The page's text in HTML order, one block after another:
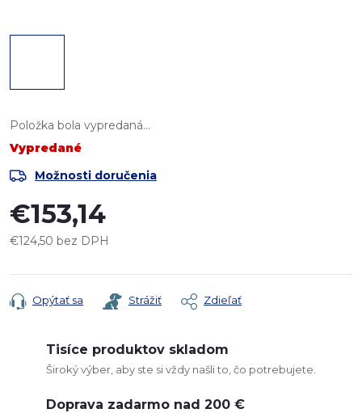
Položka bola vypredaná…
Vypredané
Možnosti doručenia
€153,14
€124,50 bez DPH
cena:
Opýtať sa Strážiť Zdieľať
Tisíce produktov skladom
Široký výber, aby ste si vždy našli to, čo potrebujete.
Doprava zadarmo nad 200 €